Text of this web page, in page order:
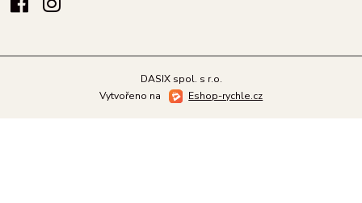
DASIX spol. s r.o.
Vytvořeno na
Eshop-rychle.cz